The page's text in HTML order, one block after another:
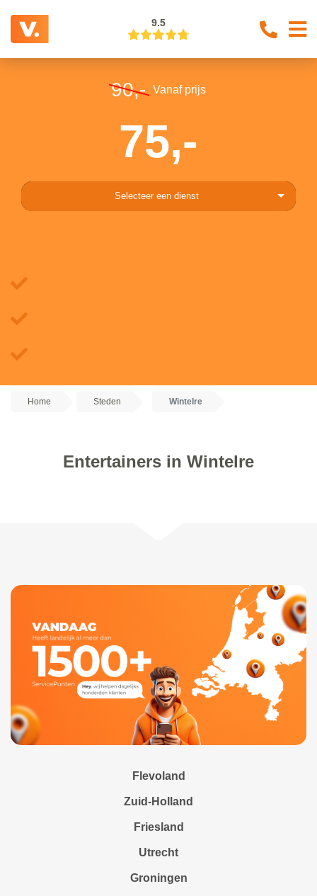
9.5
90,- Vanaf prijs
75,-
Selecteer een dienst
Home Steden Wintelre
Entertainers in Wintelre
Flevoland
Zuid-Holland
Friesland
Utrecht
Groningen